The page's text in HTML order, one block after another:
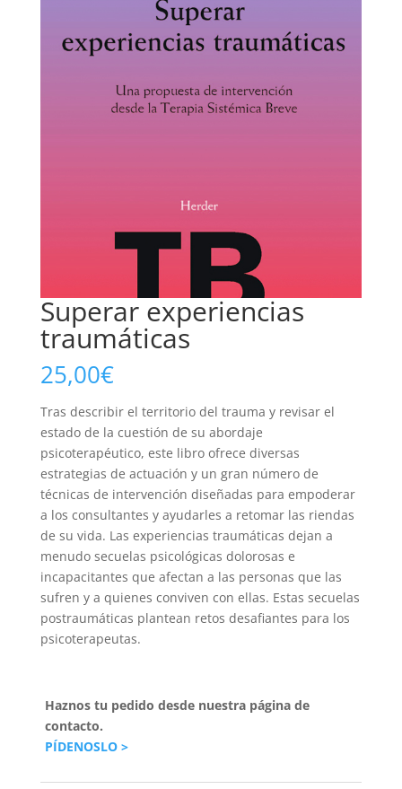
Superar experiencias
traumáticas
25,00€
Tras describir el territorio del trauma y revisar el
estado de la cuestión de su abordaje
psicoterapéutico, este libro ofrece diversas
estrategias de actuación y un gran número de
técnicas de intervención diseñadas para empoderar
a los consultantes y ayudarles a retomar las riendas
de su vida. Las experiencias traumáticas dejan a
menudo secuelas psicológicas dolorosas e
incapacitantes que afectan a las personas que las
sufren y a quienes conviven con ellas. Estas secuelas
postraumáticas plantean retos desafiantes para los
psicoterapeutas.
Haznos tu pedido desde nuestra página de
contacto.
PÍDENOSLO >